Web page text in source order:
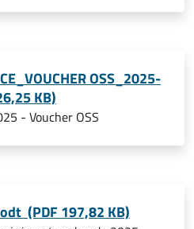
OSS_2025-
KB)
- Voucher OSS
(PDF 197,82 KB)